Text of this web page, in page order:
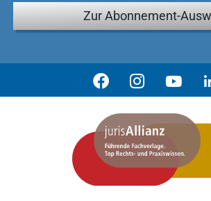
Zur Abonnement-